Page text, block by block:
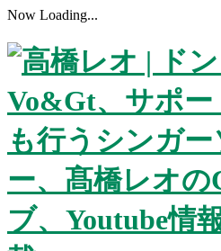
Now Loading...